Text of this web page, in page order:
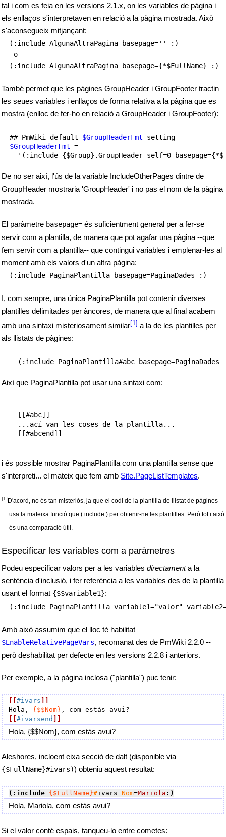
tal i com es feia en les versions 2.1.x, on les variables de pàgina i
els enllaços s'interpretaven en relació a la pàgina mostrada. Això
s'aconsegueix mitjançant:
(:include AlgunaAltraPagina basepage='' :)
(:include AlgunaAltraPagina basepage={*$FullName} :)
També permet que les pàgines GroupHeader i GroupFooter tractin
les seues variables i enllaços de forma relativa a la pàgina que es
mostra (enlloc de fer-ho en relació a GroupHeader i GroupFooter):
  ## PmWiki default
$GroupHeaderFmt setting
$GroupHeaderFmt =
De no ser així, l'ús de la variable IncludeOtherPages dintre de
GroupHeader mostraria 'GroupHeader' i no pas el nom de la pàgina
mostrada.
El paràmetre basepage= és suficientment general per a fer-se
servir com a plantilla, de manera que pot agafar una pàgina --que
fem servir com a plantilla-- que contingui variables i emplenar-les al
moment amb els valors d'un altra pàgina:
(:include PaginaPlantilla basepage=PaginaDades :)
I, com sempre, una única PaginaPlantilla pot contenir diverses
plantilles delimitades per àncores, de manera que al final acabem
amb una sintaxi misteriosament similar[1] a la de les plantilles per
als llistats de pàgines:
(:include PaginaPlantilla#abc basepage=PaginaDades
Així que PaginaPlantilla pot usar una sintaxi com:
    [[#abc]]
    ...ací van les coses de la plantilla...
    [[#abcend]]
i és possible mostrar PaginaPlantilla com una plantilla sense que
s'interpreti... el mateix que fem amb Site.PageListTemplates.
[1]D'acord, no és tan misteriós, ja que el codi de la plantilla de llistat de pàgines
usa la mateixa funció que (:include:) per obtenir-ne les plantilles. Però tot i això
és una comparació útil.
Especificar les variables com a paràmetres
Podeu especificar valors per a les variables directamenta la
sentència d'inclusió, i fer referència a les variables des de la plantilla
usant el format {$$variable1}:
(:include PaginaPlantilla variable1="valor"
Amb això assumim que el lloc té habilitat
$EnableRelativePageVars, recomanat des de PmWiki 2.2.0 --
però deshabilitat per defecte en les versions 2.2.8 i anteriors.
Per exemple, a la pàgina inclosa ("plantilla") puc tenir:
#ivars
Hola, {$$Nom}
#ivarsend
Hola, {$$Nom}, com estàs avui?
Aleshores, incloent eixa secció de dalt (disponible via
{$FullName}#ivars)) obteniu aquest resultat:
(:include {$FullName}#ivars Nom=Mariola :)
Hola, Mariola, com estàs avui?
Si el valor conté espais, tanqueu-lo entre cometes: